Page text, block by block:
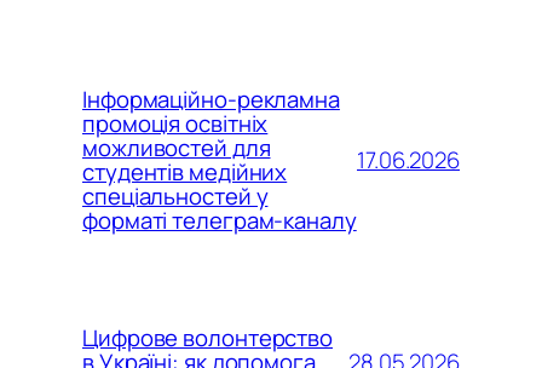
Інформаційно-рекламна
промоція освітніх
можливостей для
студентів медійних
спеціальностей у
форматі телеграм-каналу
17.06.2026
Цифрове волонтерство
28.05.2026